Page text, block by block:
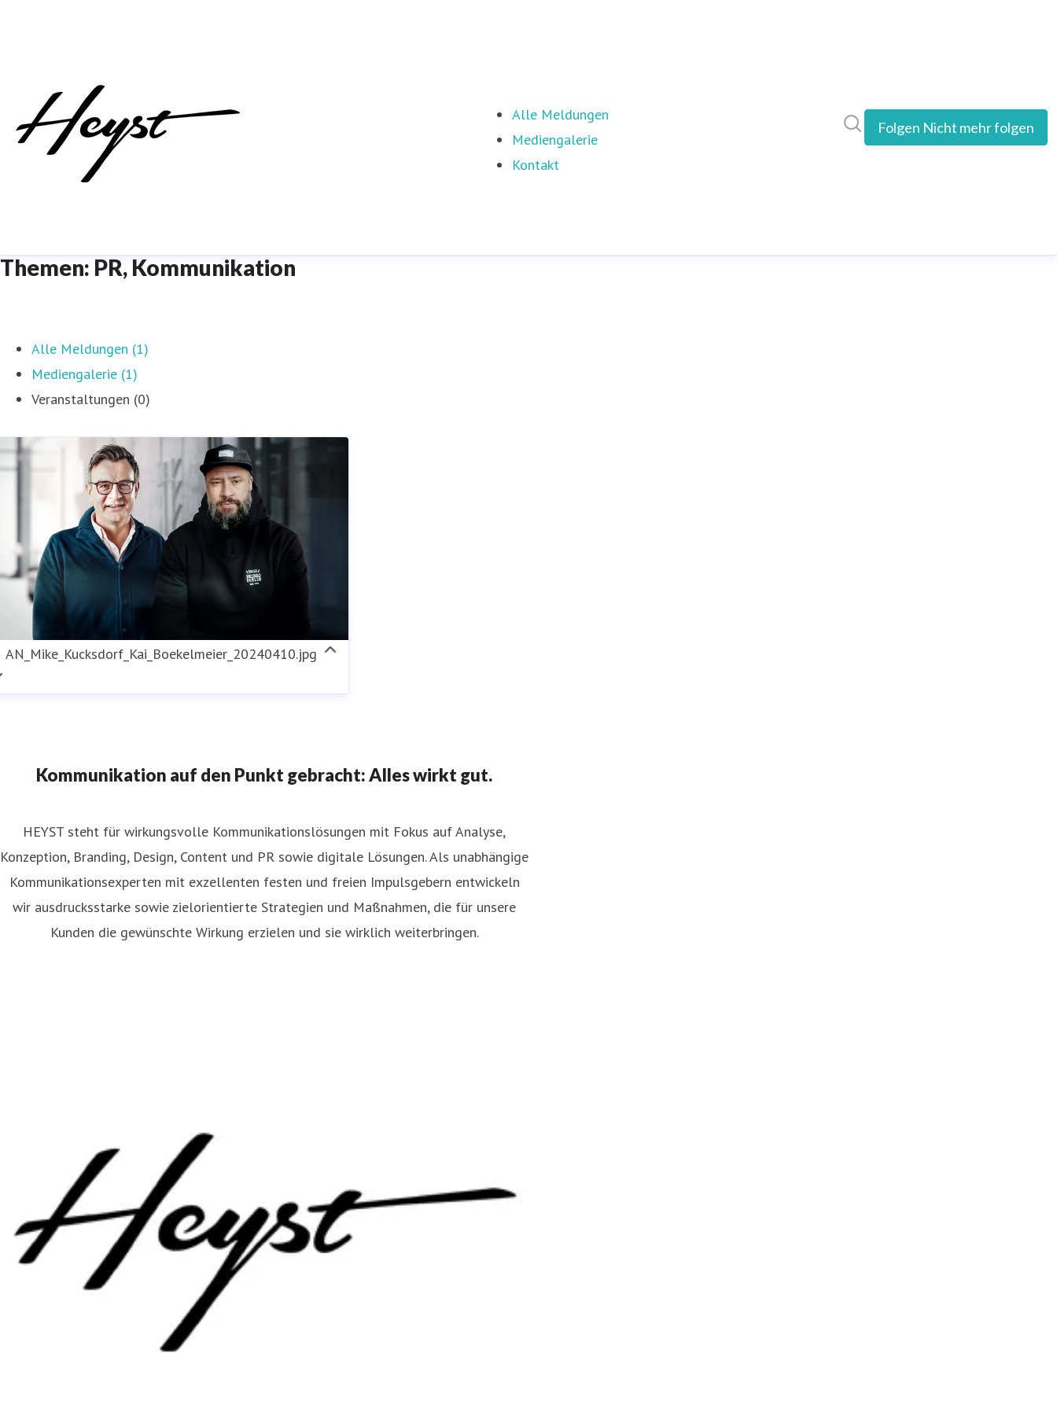
Alle Meldungen
Mediengalerie
Kontakt
Folgen Nicht mehr folgen
Themen: PR, Kommunikation
Alle Meldungen (1)
Mediengalerie (1)
Veranstaltungen (0)
AN_Mike_Kucksdorf_Kai_Boekelmeier_20240410.jpg
Kommunikation auf den Punkt gebracht: Alles wirkt gut.
HEYST steht für wirkungsvolle Kommunikationslösungen mit Fokus auf Analyse,
Konzeption, Branding, Design, Content und PR sowie digitale Lösungen. Als unabhängige
Kommunikationsexperten mit exzellenten festen und freien Impulsgebern entwickeln
wir ausdrucksstarke sowie zielorientierte Strategien und Maßnahmen, die für unsere
Kunden die gewünschte Wirkung erzielen und sie wirklich weiterbringen.